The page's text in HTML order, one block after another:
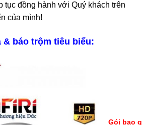
tục đồng hành với Quý khách trên
của mình!
& báo trộm tiêu biểu:
Gói bao